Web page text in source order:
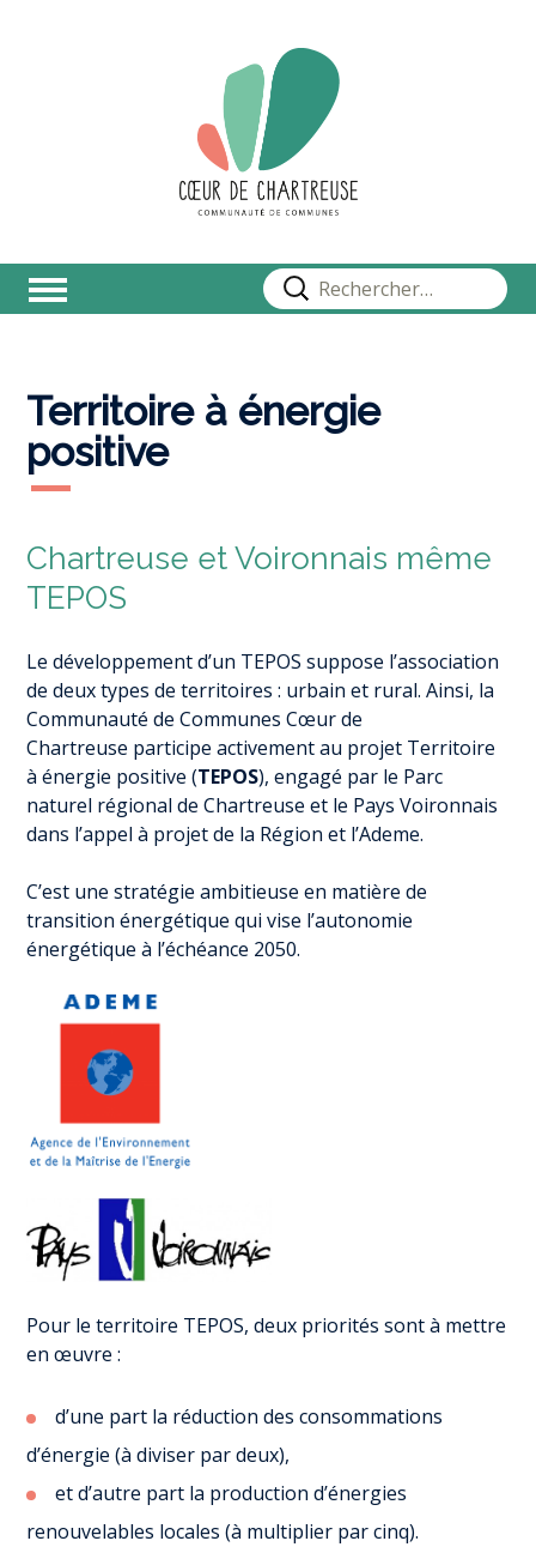
Rechercher :
Territoire à énergie
positive
Chartreuse et Voironnais même
TEPOS
Le développement d’un TEPOS suppose l’association
de deux types de territoires : urbain et rural. Ainsi, la
Communauté de Communes Cœur de
Chartreuse participe activement au projet Territoire
à énergie positive (TEPOS), engagé par le Parc
naturel régional de Chartreuse et le Pays Voironnais
dans l’appel à projet de la Région et l’Ademe.
C’est une stratégie ambitieuse en matière de
transition énergétique qui vise l’autonomie
énergétique à l’échéance 2050.
Pour le territoire TEPOS, deux priorités sont à mettre
en œuvre :
d’une part la réduction des consommations
d’énergie (à diviser par deux),
et d’autre part la production d’énergies
renouvelables locales (à multiplier par cinq).